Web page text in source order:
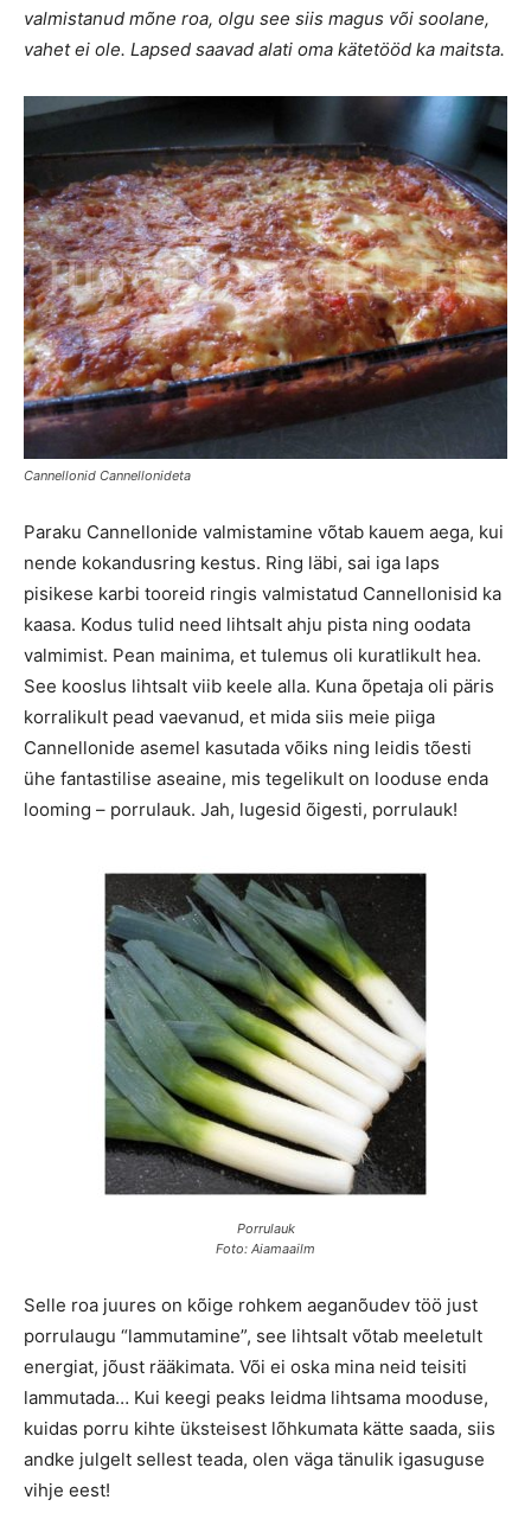
valmistanud mõne roa, olgu see siis magus või soolane,
vahet ei ole. Lapsed saavad alati oma kätetööd ka maitsta.
Cannellonid Cannellonideta
Paraku Cannellonide valmistamine võtab kauem aega, kui
nende kokandusring kestus. Ring läbi, sai iga laps
pisikese karbi tooreid ringis valmistatud Cannellonisid ka
kaasa. Kodus tulid need lihtsalt ahju pista ning oodata
valmimist. Pean mainima, et tulemus oli kuratlikult hea.
See kooslus lihtsalt viib keele alla. Kuna õpetaja oli päris
korralikult pead vaevanud, et mida siis meie piiga
Cannellonide asemel kasutada võiks ning leidis tõesti
ühe fantastilise aseaine, mis tegelikult on looduse enda
looming – porrulauk. Jah, lugesid õigesti, porrulauk!
Porrulauk
Foto: Aiamaailm
Selle roa juures on kõige rohkem aeganõudev töö just
porrulaugu “lammutamine”, see lihtsalt võtab meeletult
energiat, jõust rääkimata. Või ei oska mina neid teisiti
lammutada… Kui keegi peaks leidma lihtsama mooduse,
kuidas porru kihte üksteisest lõhkumata kätte saada, siis
andke julgelt sellest teada, olen väga tänulik igasuguse
vihje eest!